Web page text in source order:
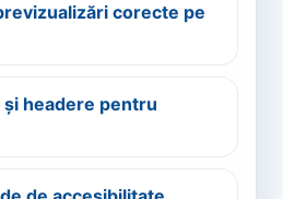
corecte pe
headere pentru